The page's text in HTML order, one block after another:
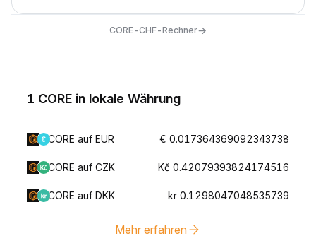
CORE-CHF-Rechner→
1 CORE in lokale Währung
CORE auf EUR € 0.017364369092343738
CORE auf CZK Kč 0.42079393824174516
CORE auf DKK kr 0.1298047048535739
Mehr erfahren